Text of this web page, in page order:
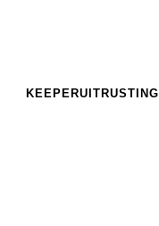
KEEPERUITRUSTING